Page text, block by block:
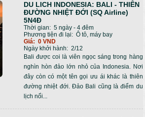
DU LICH INDONESIA: BALI - THIÊN
ĐƯỜNG NHIỆT ĐỚI (SQ Airline)
5N4Đ
Thời gian: 5 ngày - 4 đêm
Phương tiện đi lại: Ô tô, máy bay
Giá: 0 VND
Ngày khởi hành: 2/12
Bali được coi là viên ngọc sáng trong hàng
nghìn hòn đảo lớn nhỏ của Indonesia. Nơi
đây còn có một tên gọi ưu ái khác là thiên
đường nhiệt đới. Đảo Bali cũng là điểm du
lịch nổi...